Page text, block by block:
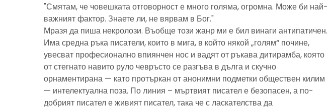
"Смятам, че човешката отговорност е много голяма, огромна. Може би най-
важният фактор. Знаете ли, не вярвам в Бог."
Мразя да пиша некролози. Въобще този жанр ми е бил винаги антипатичен.
Има средна ръка писатели, които в мига, в който някой „голям“ почине,
увесват професионално впиянчен нос и вадят от ръкава дитирамба, която
от стегнато навито руло чевръсто се разгъва в дълга и скучно
орнаментирана — като протъркан от анонимни подметки обществен килим
— интелектуална поза. По линия – мъртвият писател е безопасен, а по-
добрият писател е живият писател, така че с ласкателства да